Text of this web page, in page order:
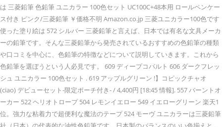
は 三菱鉛筆 色鉛筆 ユニカラー 100色セット UC100C+48本用 ロールペンケー
ス付き ピンク/三菱鉛筆 ￥価格不明 Amazon.co.jp 三菱ユニカラー100色です
使った塗り絵は 572 シルバー 三菱鉛筆と言えば、日本では有名な文具メーカ
ーの鉛筆です。そんな三菱鉛筆から発売されているおすすめの色鉛筆の種類
や口コミを中心に、色鉛筆の特徴などについて説明していきます。これから
色鉛筆を選ぼうという人必見です。 609 ディープコバルト 606 ダークフレッ
シュ ユニカラー 100色セット . 619 アップルグリーン !】コピックチャオ
(ciao) デビューセット-限定ポーチ付き- / 4,400円 [18:45 情報]. 557 バーントオ
ーカー 522 ヘリオトロープ 504 レモンイエロー 549 イエローグリーン 楽天1
位。強力な粘着力で超便利な魔法のテープ 524 モーヴ ユニカラーは三菱鉛筆